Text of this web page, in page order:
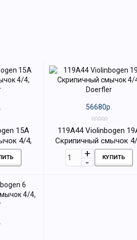
15А
4/4,
56680р.
119A44 Violinbogen
Скрипичный смычок
Doerfler
КУПИТЬ